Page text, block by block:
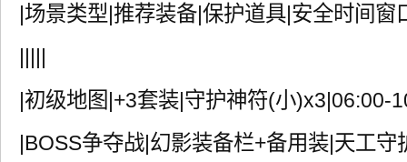
|场景类型|推荐装备|保护道具|安全时间窗
|初级地图|+3套装|守护神符(小)x3|06:00-
|BOSS争夺战|幻影装备栏+备用装|天工